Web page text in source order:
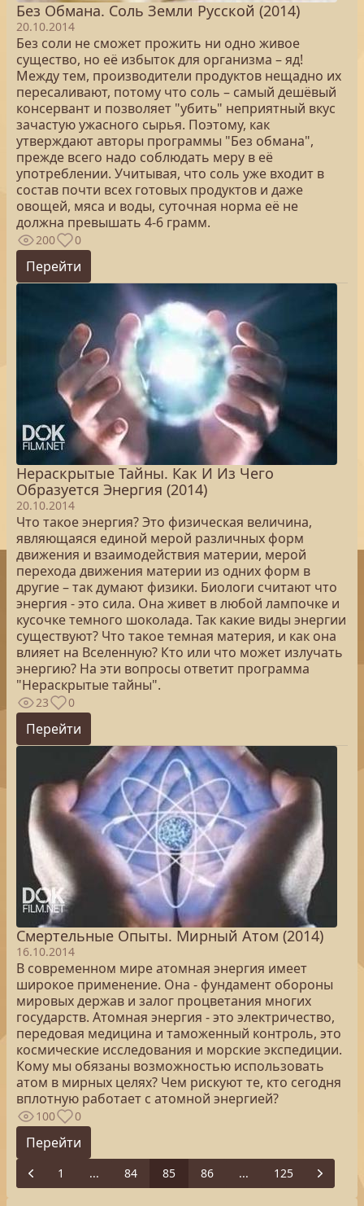
Без Обмана. Соль Земли Русской (2014)
20.10.2014
Без соли не сможет прожить ни одно живое
существо, но её избыток для организма – яд!
Между тем, производители продуктов нещадно их
пересаливают, потому что соль – самый дешёвый
консервант и позволяет "убить" неприятный вкус
зачастую ужасного сырья. Поэтому, как
утверждают авторы программы "Без обмана",
прежде всего надо соблюдать меру в её
употреблении. Учитывая, что соль уже входит в
состав почти всех готовых продуктов и даже
овощей, мяса и воды, суточная норма её не
должна превышать 4-6 грамм.
200 0
Перейти
Нераскрытые Тайны. Как И Из Чего
Образуется Энергия (2014)
20.10.2014
Что такое энергия? Это физическая величина,
являющаяся единой мерой различных форм
движения и взаимодействия материи, мерой
перехода движения материи из одних форм в
другие – так думают физики. Биологи считают что
энергия - это сила. Она живет в любой лампочке и
кусочке темного шоколада. Так какие виды энергии
существуют? Что такое темная материя, и как она
влияет на Вселенную? Кто или что может излучать
энергию? На эти вопросы ответит программа
"Нераскрытые тайны".
23 0
Перейти
Смертельные Опыты. Мирный Атом (2014)
16.10.2014
В современном мире атомная энергия имеет
широкое применение. Она - фундамент обороны
мировых держав и залог процветания многих
государств. Атомная энергия - это электричество,
передовая медицина и таможенный контроль, это
космические исследования и морские экспедиции.
Кому мы обязаны возможностью использовать
атом в мирных целях? Чем рискуют те, кто сегодня
вплотную работает с атомной энергией?
100 0
Перейти
Previous
1 ... 84 85 86 ... 125 Next